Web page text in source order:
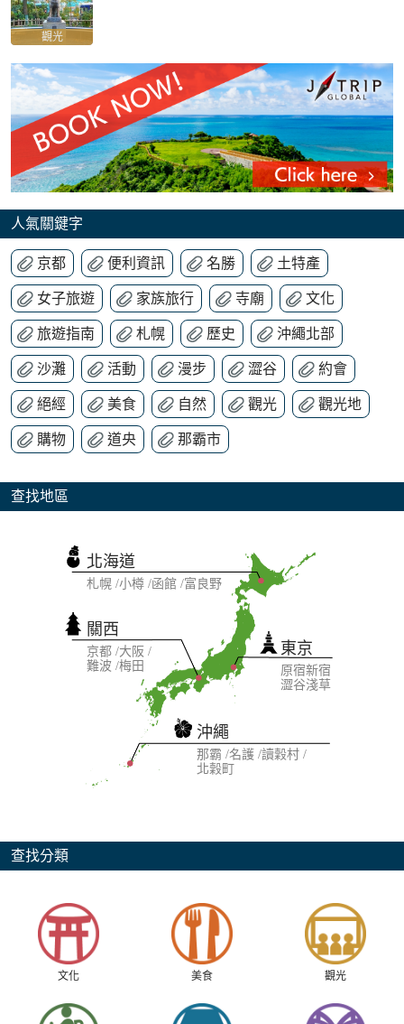
觀光
人氣關鍵字
京都 便利資訊 名勝 土特產
女子旅遊 家族旅行 寺廟 文化
旅遊指南 札幌 歷史 沖繩北部
沙灘 活動 漫步 澀谷 約會
絕經 美食 自然 觀光 觀光地
購物 道央 那霸市
查找地區
東京
原宿新宿
澀谷淺草
關西
京都 大阪
難波 梅田
沖繩
那霸 名護 讀穀村
北穀町
北海道
札幌 小樽 函館 富良野
查找分類
文化 美食 觀光